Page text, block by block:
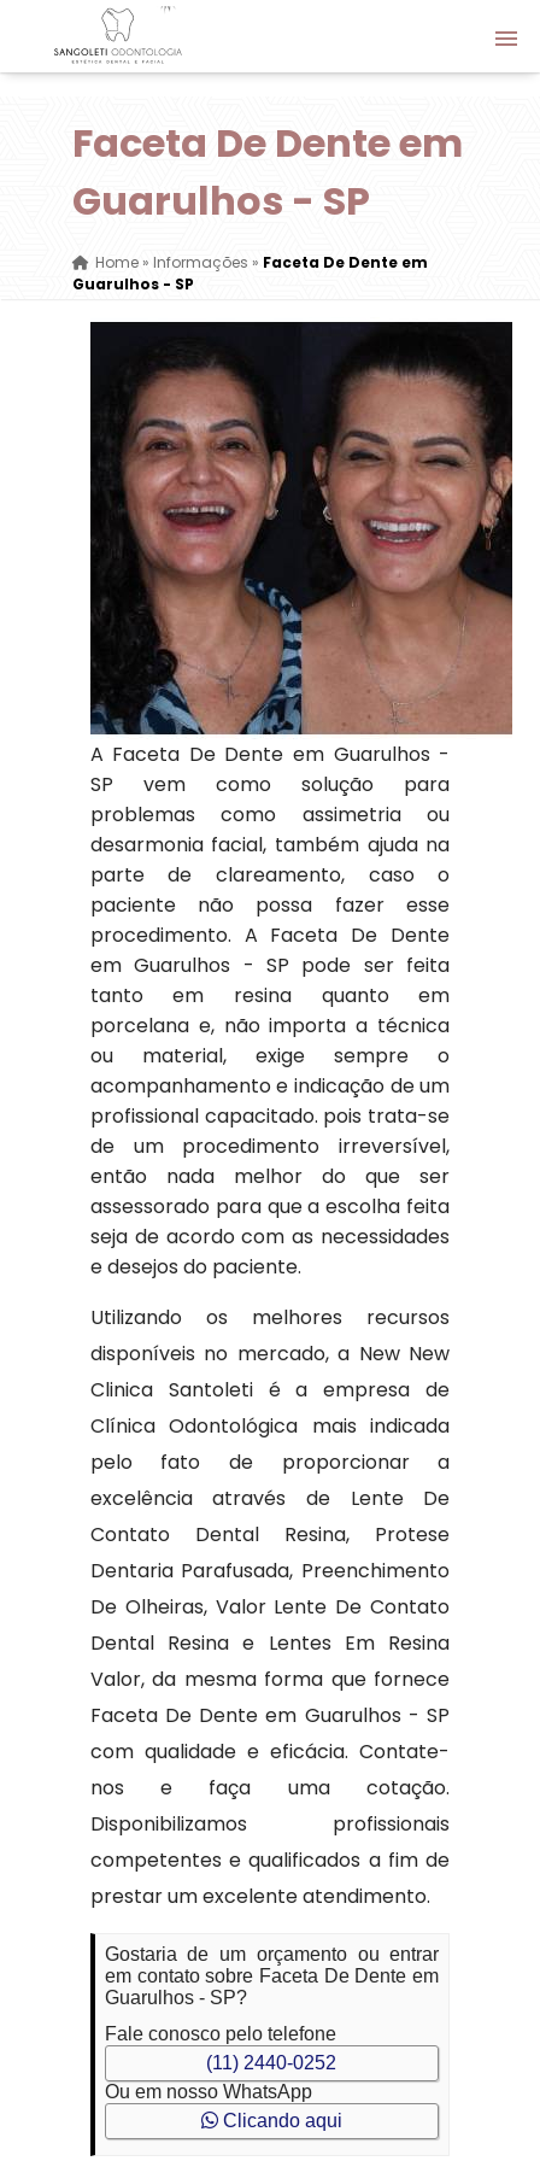
Faceta De Dente em
Guarulhos - SP
Home» Informações » Faceta De Dente em
Guarulhos - SP
A Faceta De Dente em Guarulhos -
SP vem como solução para
problemas como assimetria ou
desarmonia facial, também ajuda na
parte de clareamento, caso o
paciente não possa fazer esse
procedimento. A Faceta De Dente
em Guarulhos - SP pode ser feita
tanto em resina quanto em
porcelana e, não importa a técnica
ou material, exige sempre o
acompanhamento e indicação de um
profissional capacitado. pois trata-se
de um procedimento irreversível,
então nada melhor do que ser
assessorado para que a escolha feita
seja de acordo com as necessidades
e desejos do paciente.
Utilizando os melhores recursos
disponíveis no mercado, a New New
Clinica Santoleti é a empresa de
Clínica Odontológica mais indicada
pelo fato de proporcionar a
excelência através de Lente De
Contato Dental Resina, Protese
Dentaria Parafusada, Preenchimento
De Olheiras, Valor Lente De Contato
Dental Resina e Lentes Em Resina
Valor, da mesma forma que fornece
Faceta De Dente em Guarulhos - SP
com qualidade e eficácia. Contate-
nos e faça uma cotação.
Disponibilizamos profissionais
competentes e qualificados a fim de
prestar um excelente atendimento.
Gostaria de um orçamento ou entrar
em contato sobre Faceta De Dente em
Guarulhos - SP?
Fale conosco pelo telefone
(11) 2440-0252
Ou em nosso WhatsApp
Clicando aqui